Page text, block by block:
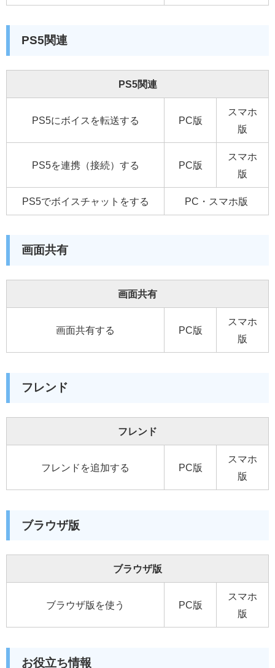
PS5関連
PS5関連
PS5にボイスを転送する PC版
スマホ
版
PS5を連携（接続）する PC版
スマホ
版
PS5でボイスチャットをする PC・スマホ版
画面共有
画面共有
画面共有する PC版
スマホ
版
フレンド
フレンド
フレンドを追加する PC版
スマホ
版
ブラウザ版
ブラウザ版
ブラウザ版を使う PC版
スマホ
版
お役立ち情報